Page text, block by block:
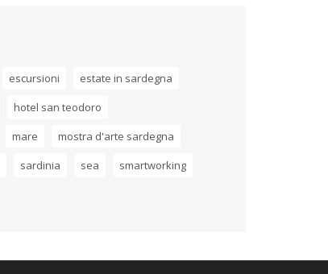
escursioni
estate in sardegna
hotel san teodoro
mare
mostra d'arte sardegna
sardinia sea
smartworking